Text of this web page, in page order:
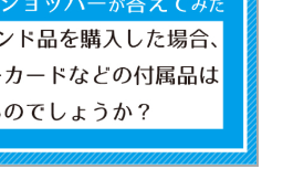
バイマの疑問に現役パーソナルショッパーが答えてみた
みた！